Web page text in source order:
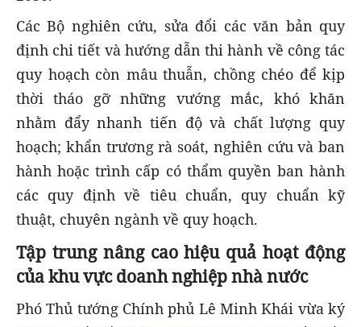
Các Bộ nghiên cứu, sửa đổi các văn bản quy
định chi tiết và hướng dẫn thi hành về công tác
quy hoạch còn mâu thuẫn, chồng chéo để kịp
thời tháo gỡ những vướng mắc, khó khăn
nhằm đẩy nhanh tiến độ và chất lượng quy
hoạch; khẩn trương rà soát, nghiên cứu và ban
hành hoặc trình cấp có thẩm quyền ban hành
các quy định về tiêu chuẩn, quy chuẩn kỹ
thuật, chuyên ngành về quy hoạch.
Tập trung nâng cao hiệu quả hoạt động
của khu vực doanh nghiệp nhà nước
Phó Thủ tướng Chính phủ Lê Minh Khái vừa ký